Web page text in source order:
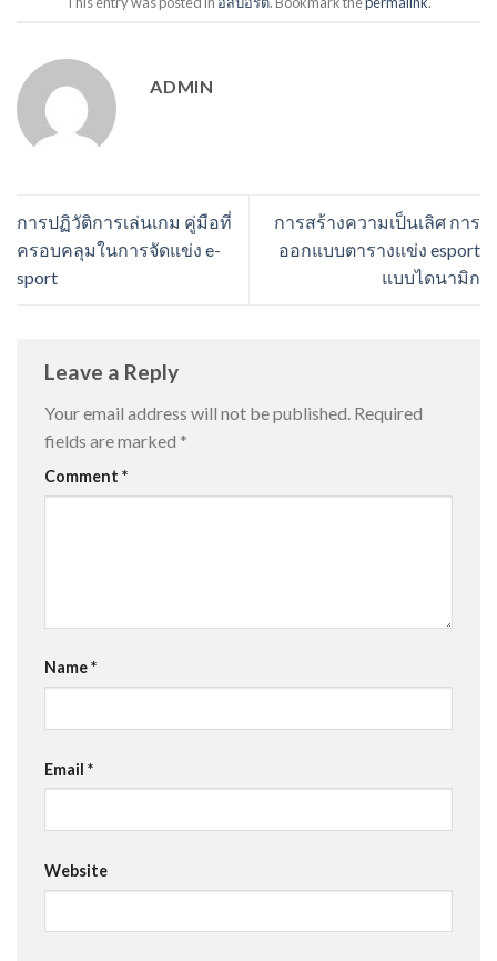
ADMIN
การปฏิวัติการเล่นเกม คู่มือที่
ครอบคลุมในการจัดแข่ง e-
sport
การสร้างความเป็นเลิศ การ
ออกแบบตารางแข่ง esport
แบบไดนามิก
Leave a Reply
Your email address will not be published. Required
fields are marked *
Comment *
Name*
Email *
Website